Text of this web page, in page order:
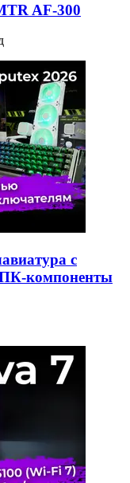
AF-300
с
компоненты